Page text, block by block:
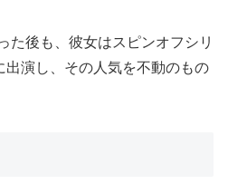
た後も、彼女はスピンオフシリ
出演し、その人気を不動のもの